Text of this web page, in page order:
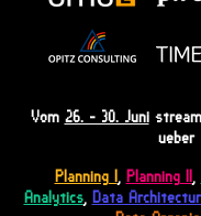
Vom 26. - 30. Juni
ueber
Planning I, Planning II,
Analytics, Data